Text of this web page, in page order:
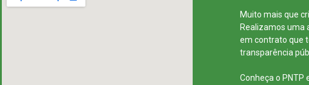
Muito mais que
Realizamos uma
em contrato que
transparência
Conheça o PNTP